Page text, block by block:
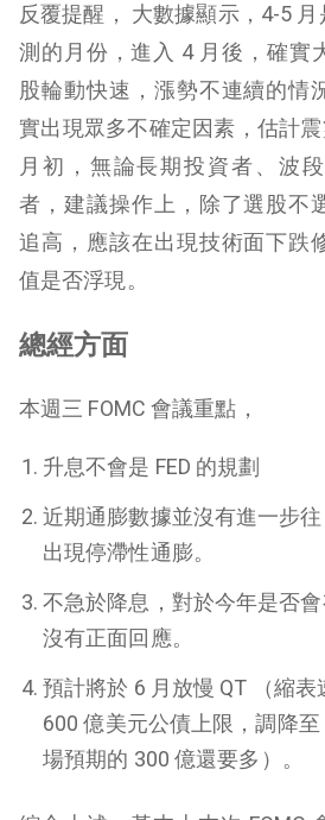
反覆提醒， 大數據顯示，4-5
測的月份，進入 4 月後，確實
股輪動快速，漲勢不連續的情
實出現眾多不確定因素，估計
月初，無論長期投資者、波
者，建議操作上，除了選股不
追高，應該在出現技術面下跌
值是否浮現。
總經方面
本週三 FOMC 會議重點，
升息不會是 FED 的規劃
近期通膨數據並沒有進一步
出現停滯性通膨。
不急於降息，對於今年是否
沒有正面回應。
預計將於 6 月放慢 QT （縮
600 億美元公債上限，調降
場預期的 300 億還要多）。